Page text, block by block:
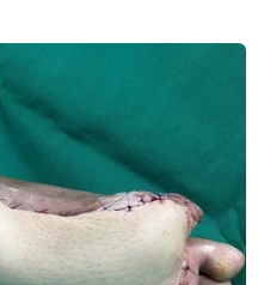
người dân không